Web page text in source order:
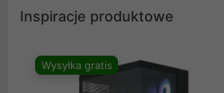
Inspiracje produktowe
Wysyłka gratis